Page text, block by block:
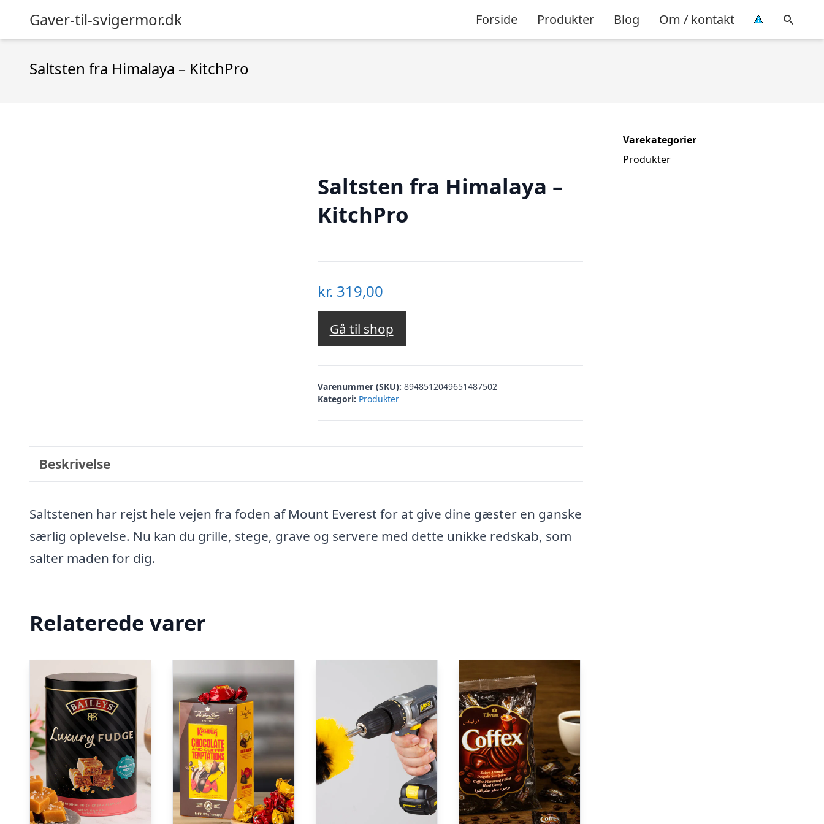
Gaver-til-svigermor.dk Forside Produkter Blog Om / kontakt
Saltsten fra Himalaya – KitchPro
Saltsten fra Himalaya –
KitchPro
kr. 319,00
Gå til shop
Varenummer (SKU): 8948512049651487502
Kategori: Produkter
Beskrivelse
Saltstenen har rejst hele vejen fra foden af Mount Everest for at give dine gæster en ganske
særlig oplevelse. Nu kan du grille, stege, grave og servere med dette unikke redskab, som
salter maden for dig.
Relaterede varer
Varekategorier
Produkter